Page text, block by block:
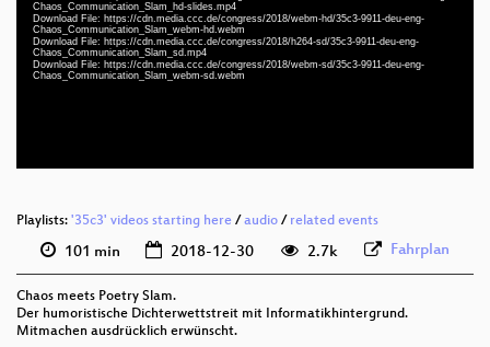
Chaos_Communication_Slam_hd-slides.mp4
Download File: https://cdn.media.ccc.de/congress/2018/webm-hd/35c3-9911-deu-eng-
Chaos_Communication_Slam_webm-hd.webm
Download File: https://cdn.media.ccc.de/congress/2018/h264-sd/35c3-9911-deu-eng-
Chaos_Communication_Slam_sd.mp4
Download File: https://cdn.media.ccc.de/congress/2018/webm-sd/35c3-9911-deu-eng-
Chaos_Communication_Slam_webm-sd.webm
deu
deu-eng 1080p (webm)
Playlists: '35c3' videos starting here /audio / related events
101 min 2018-12-30 2.7k Fahrplan
Chaos meets Poetry Slam.
Der humoristische Dichterwettstreit mit Informatikhintergrund.
Mitmachen ausdrücklich erwünscht.